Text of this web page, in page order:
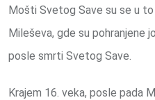
Mošti Svetog Save su se u
Mileševa, gde su pohranjene
posle smrti Svetog Save.
Krajem 16. veka, posle pada